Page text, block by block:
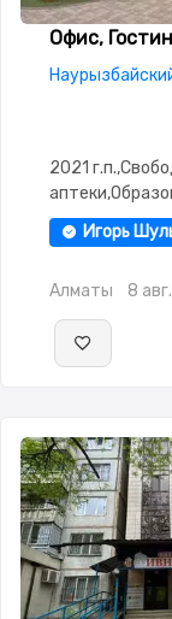
Офис,
2021
Игорь
Алматы 8 авг.